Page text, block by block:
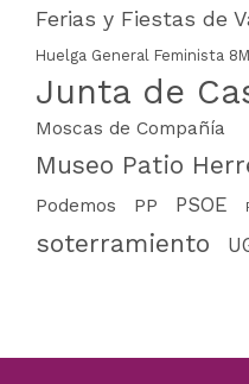
Ferias y Fiestas de
Huelga General Feminista 8M
Junta de
Moscas de Compañía
Museo Patio
Podemos
PP PSOE
soterramiento